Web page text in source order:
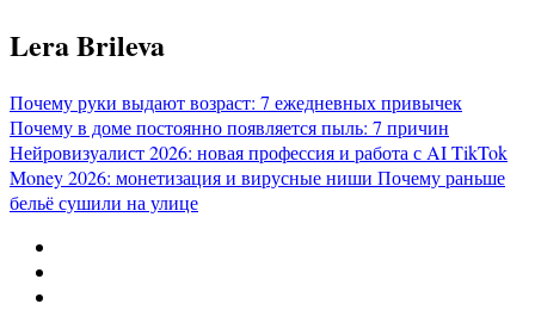
Перейти
к
Lera Brileva
Почему руки выдают возраст: 7 ежедневных привычек
Почему в доме постоянно появляется пыль: 7 причин
Нейровизуалист 2026: новая профессия и работа с AITikTok
Money 2026: монетизация и вирусные ниши Почему раньше
бельё сушили на улице